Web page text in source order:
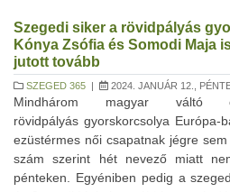
Szegedi siker a rövidpályás
Kónya Zsófia és Somodi Maja
jutott tovább
SZEGED 365 | 2024. JANUÁR 12.,
Mindhárom magyar váltó
rövidpályás gyorskorcsolya Európa-
ezüstérmes női csapatnak jégre
szám szerint hét nevező miatt
pénteken. Egyéniben pedig a